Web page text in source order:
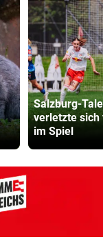
Salzburg-
verletzte sich
im Spiel